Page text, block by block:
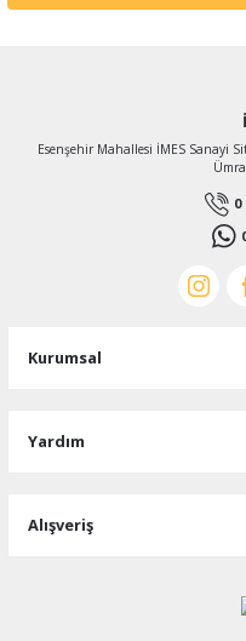
Esenşehir Mahallesi İMES Sanayi
0
Kurumsal
Yardım
Alışveriş